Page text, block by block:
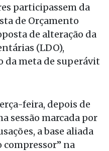
participassem da
de Orçamento
de alteração da
(LDO),
da meta de superávit
feira, depois de
sessão marcada por
a base aliada
compressor” na